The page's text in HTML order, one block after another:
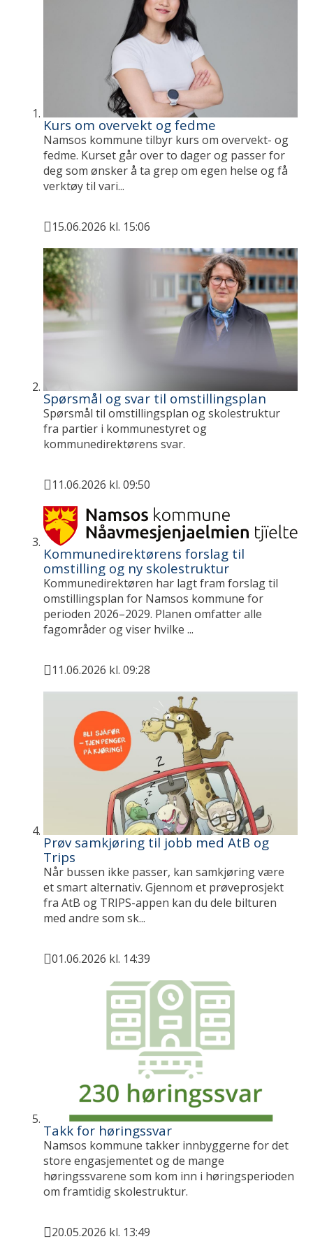
e
Kurs om overvekt og fedme
Namsos kommune tilbyr kurs om overvekt- og
fedme. Kurset går over to dager og passer for
deg som ønsker å ta grep om egen helse og få
verktøy til vari...
Publisert
15.06.2026 kl. 15:06
Spørsmål og svar til omstillingsplan
Spørsmål til omstillingsplan og skolestruktur
fra partier i kommunestyret og
kommunedirektørens svar.
Publisert
11.06.2026 kl. 09:50
Kommunedirektørens forslag til
omstilling og ny skolestruktur
Kommunedirektøren har lagt fram forslag til
omstillingsplan for Namsos kommune for
perioden 2026–2029. Planen omfatter alle
fagområder og viser hvilke ...
Publisert
11.06.2026 kl. 09:28
Prøv samkjøring til jobb med AtB og
Trips
Når bussen ikke passer, kan samkjøring være
et smart alternativ. Gjennom et prøveprosjekt
fra AtB og TRIPS-appen kan du dele bilturen
med andre som sk...
Publisert
01.06.2026 kl. 14:39
Takk for høringssvar
Namsos kommune takker innbyggerne for det
store engasjementet og de mange
høringssvarene som kom inn i høringsperioden
om framtidig skolestruktur.
Publisert
20.05.2026 kl. 13:49